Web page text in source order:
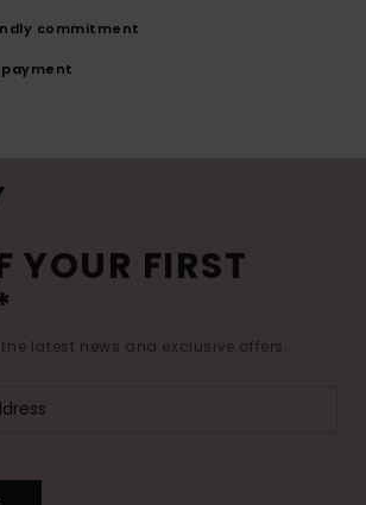
commitment
payment
YOUR FIRST
latest news and exclusive offers.